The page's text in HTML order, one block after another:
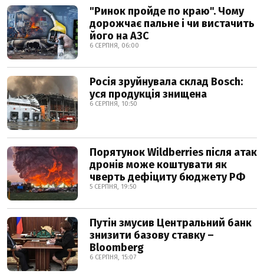
"Ринок пройде по краю". Чому
дорожчає пальне і чи вистачить
його на АЗС
6 СЕРПНЯ, 06:00
Росія зруйнувала склад Bosch:
уся продукція знищена
6 СЕРПНЯ, 10:50
Порятунок Wildberries після атак
дронів може коштувати як
чверть дефіциту бюджету РФ
5 СЕРПНЯ, 19:50
Путін змусив Центральний банк
знизити базову ставку –
Bloomberg
6 СЕРПНЯ, 15:07